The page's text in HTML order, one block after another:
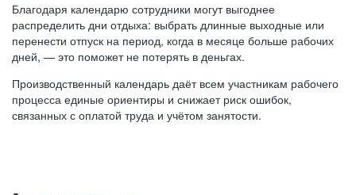
Благодаря календарю сотрудники могут выгоднее
распределить дни отдыха: выбрать длинные выходные или
перенести отпуск на период, когда в месяце больше рабочих
дней, — это поможет не потерять в деньгах.
Производственный календарь даёт всем участникам рабочего
процесса единые ориентиры и снижает риск ошибок,
связанных с оплатой труда и учётом занятости.